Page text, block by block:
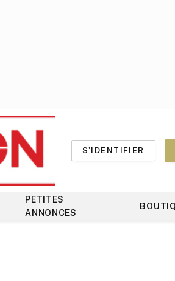
S'IDENTIFIER
PETITES
ANNONCES